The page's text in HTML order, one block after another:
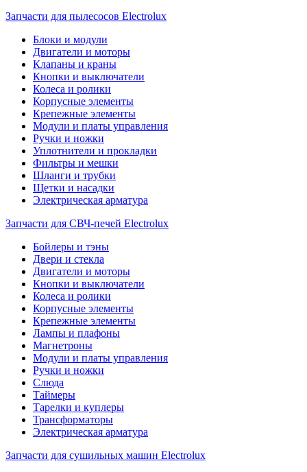
Запчасти для пылесосов Electrolux
Блоки и модули
Двигатели и моторы
Клапаны и краны
Кнопки и выключатели
Колеса и ролики
Корпусные элементы
Крепежные элементы
Модули и платы управления
Ручки и ножки
Уплотнители и прокладки
Фильтры и мешки
Шланги и трубки
Щетки и насадки
Электрическая арматура
Запчасти для СВЧ-печей Electrolux
Бойлеры и тэны
Двери и стекла
Двигатели и моторы
Кнопки и выключатели
Колеса и ролики
Корпусные элементы
Крепежные элементы
Лампы и плафоны
Магнетроны
Модули и платы управления
Ручки и ножки
Слюда
Таймеры
Тарелки и куплеры
Трансформаторы
Электрическая арматура
Запчасти для сушильных машин Electrolux